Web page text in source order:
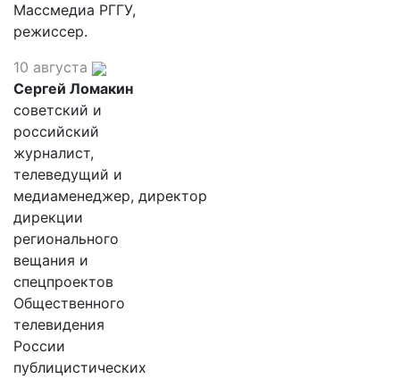
Массмедиа РГГУ,
режиссер.
10 августа
Сергей Ломакин
советский и
российский
журналист,
телеведущий и
медиаменеджер, директор
дирекции
регионального
вещания и
спецпроектов
Общественного
телевидения
России
публицистических